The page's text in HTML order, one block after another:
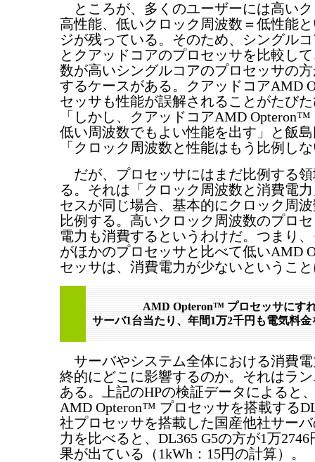
ところが、多くのユーザーには高い
高性能、低いクロック周波数＝低性能
ジが残っている。そのため、シングル
とクアッドコアのプロセッサを比較し
数が高いシングルコアのプロセッサの
するケースがある。クアッドコアAMD
セッサも性能が誤解されることがたび
「しかし、クアッドコアAMD
低い周波数でもよい性能を出す」と飯
「クロック周波数と性能はもう比例し
だが、プロセッサにはまだ比例する
る。それは「クロック周波数と消費電
セスが同じ場合、基本的にクロック周
比例する。高いクロック周波数のプロ
電力も消費するというわけだ。つまり
がほかのプロセッサと比べて低いAMD
セッサは、消費電力が少ないというこ
AMD Opteron™ プロセッサにす
サーバ1台当たり、年間1万2千円も電気料
サーバやシステム全体における消費
終的にどこに影響するのか。それはラ
ある。上記のHPの検証データによると
AMD Opteron™ プロセッサを搭載する
社プロセッサを搭載した国産他社サー
力を比べると、DL365 G5の方が1万
果が出ている（1kWh：15円の計算）。